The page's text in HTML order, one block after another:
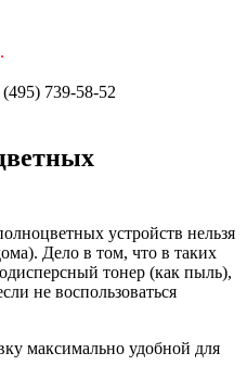
739-58-52
устройств нельзя
Дело в том, что в таких
тонер (как пыль),
не воспользоваться
максимально удобной для